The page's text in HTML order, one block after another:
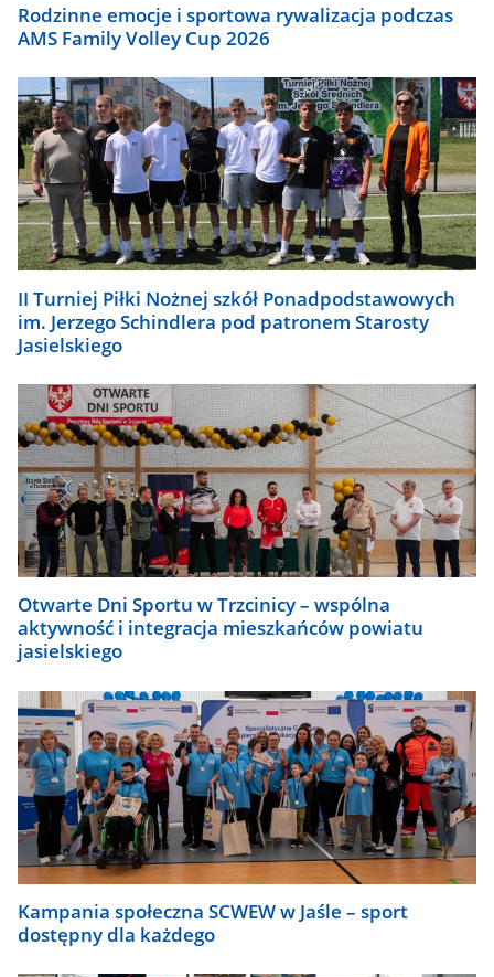
Rodzinne emocje i sportowa rywalizacja podczas
AMS Family Volley Cup 2026
II Turniej Piłki Nożnej szkół Ponadpodstawowych
im. Jerzego Schindlera pod patronem Starosty
Jasielskiego
Otwarte Dni Sportu w Trzcinicy – wspólna
aktywność i integracja mieszkańców powiatu
jasielskiego
Kampania społeczna SCWEW w Jaśle – sport
dostępny dla każdego